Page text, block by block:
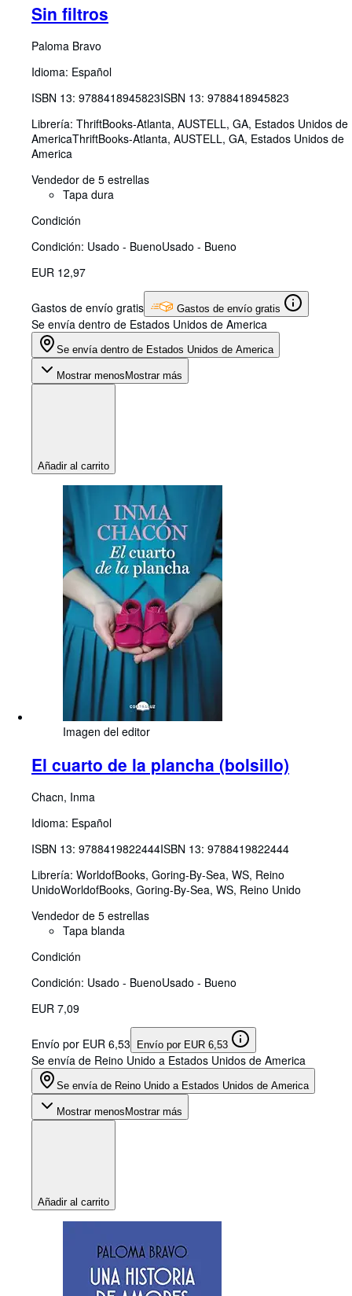
Sin filtros
Paloma Bravo
Idioma: Español
ISBN 13: 9788418945823ISBN 13: 9788418945823
Librería: ThriftBooks-Atlanta, AUSTELL, GA, Estados Unidos de
AmericaThriftBooks-Atlanta, AUSTELL, GA, Estados Unidos de
America
Vendedor de 5 estrellas
Tapa dura
Condición
Condición: Usado - BuenoUsado - Bueno
EUR 12,97
Gastos de envío gratis Gastos de envío gratis
Se envía dentro de Estados Unidos de America
Se envía dentro de Estados Unidos de America
Mostrar menos Mostrar más
Añadir al carrito
Imagen del editor
El cuarto de la plancha (bolsillo)
Chacn, Inma
Idioma: Español
ISBN 13: 9788419822444ISBN 13: 9788419822444
Librería: WorldofBooks, Goring-By-Sea, WS, Reino
UnidoWorldofBooks, Goring-By-Sea, WS, Reino Unido
Vendedor de 5 estrellas
Tapa blanda
Condición
Condición: Usado - BuenoUsado - Bueno
EUR 7,09
Envío por EUR 6,53 Envío por EUR 6,53
Se envía de Reino Unido a Estados Unidos de America
Se envía de Reino Unido a Estados Unidos de America
Mostrar menos Mostrar más
Añadir al carrito